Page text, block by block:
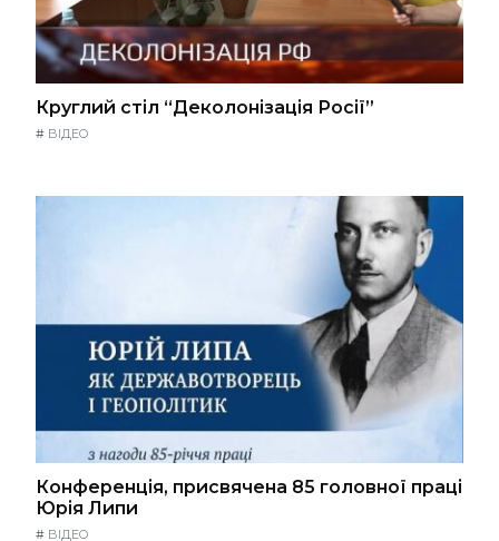
Круглий стіл “Деколонізація Росії”
# ВІДЕО
Конференція, присвячена 85 головної праці
Юрія Липи
# ВІДЕО